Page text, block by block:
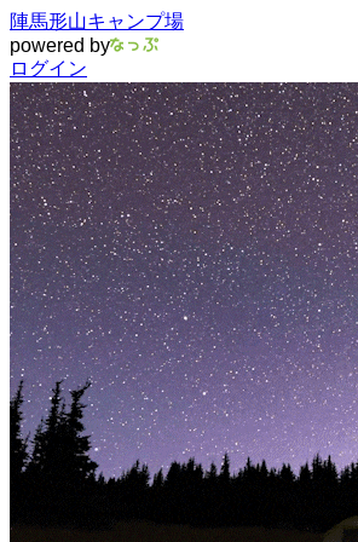
陣馬形山キャンプ場
powered by
ログイン